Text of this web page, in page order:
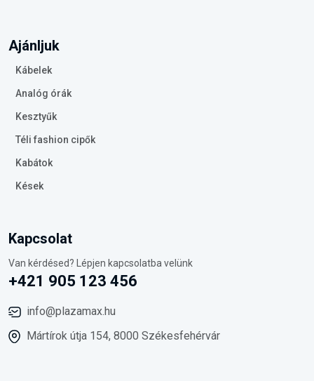
Ajánljuk
Kábelek
Analóg órák
Kesztyűk
Téli fashion cipők
Kabátok
Kések
Kapcsolat
Van kérdésed? Lépjen kapcsolatba velünk
+421 905 123 456
info@plazamax.hu
Mártírok útja 154, 8000 Székesfehérvár